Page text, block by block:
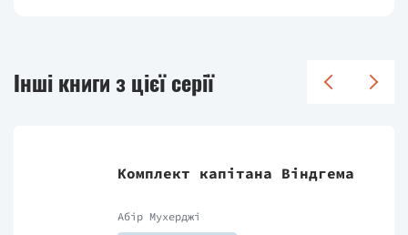
Інші книги з цієї серії
Комплект капітана Віндгема
Абір Мухерджі